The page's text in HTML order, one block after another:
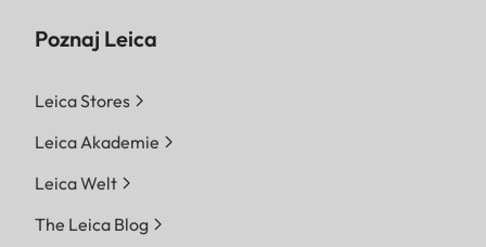
Poznaj Leica
Leica Stores
Leica Akademie
Leica Welt
The Leica Blog